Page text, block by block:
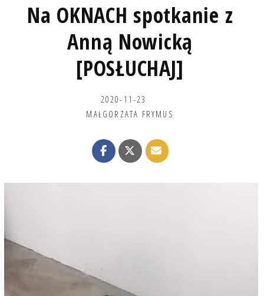
Na OKNACH spotkanie z
Anną Nowicką
[POSŁUCHAJ]
2020-11-23
MAŁGORZATA FRYMUS